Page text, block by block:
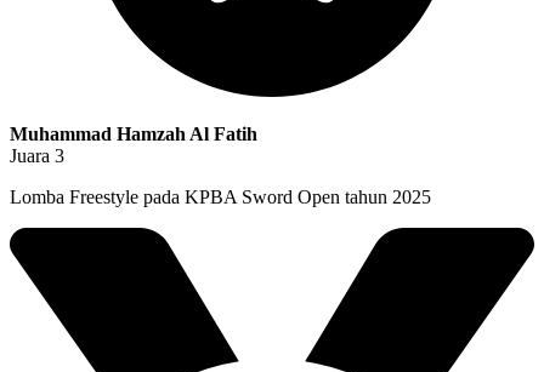
Muhammad Hamzah Al Fatih
Juara 3
Lomba Freestyle pada KPBA Sword Open tahun 2025